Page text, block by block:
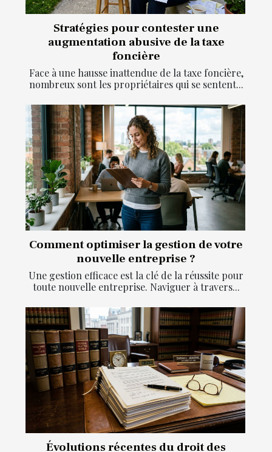
Stratégies pour contester une
augmentation abusive de la taxe
foncière
Face à une hausse inattendue de la taxe foncière,
nombreux sont les propriétaires qui se sentent...
Comment optimiser la gestion de votre
nouvelle entreprise ?
Une gestion efficace est la clé de la réussite pour
toute nouvelle entreprise. Naviguer à travers...
Évolutions récentes du droit des